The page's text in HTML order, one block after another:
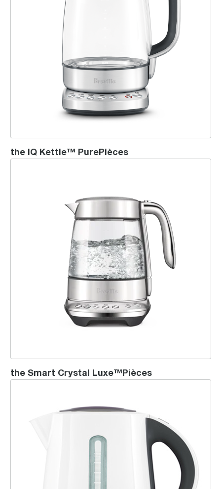
the IQ Kettle™ PurePièces
the Smart Crystal Luxe™
the Smart Crystal Luxe™Pièces
Soft Top™